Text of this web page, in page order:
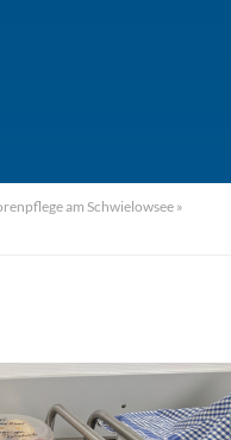
am Schwielowsee »